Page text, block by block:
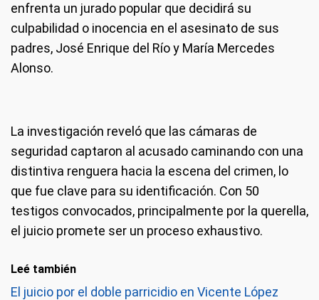
enfrenta un jurado popular que decidirá su
culpabilidad o inocencia en el asesinato de sus
padres, José Enrique del Río y María Mercedes
Alonso.
La investigación reveló que las cámaras de
seguridad captaron al acusado caminando con una
distintiva renguera hacia la escena del crimen, lo
que fue clave para su identificación. Con 50
testigos convocados, principalmente por la querella,
el juicio promete ser un proceso exhaustivo.
Leé también
El juicio por el doble parricidio en Vicente López